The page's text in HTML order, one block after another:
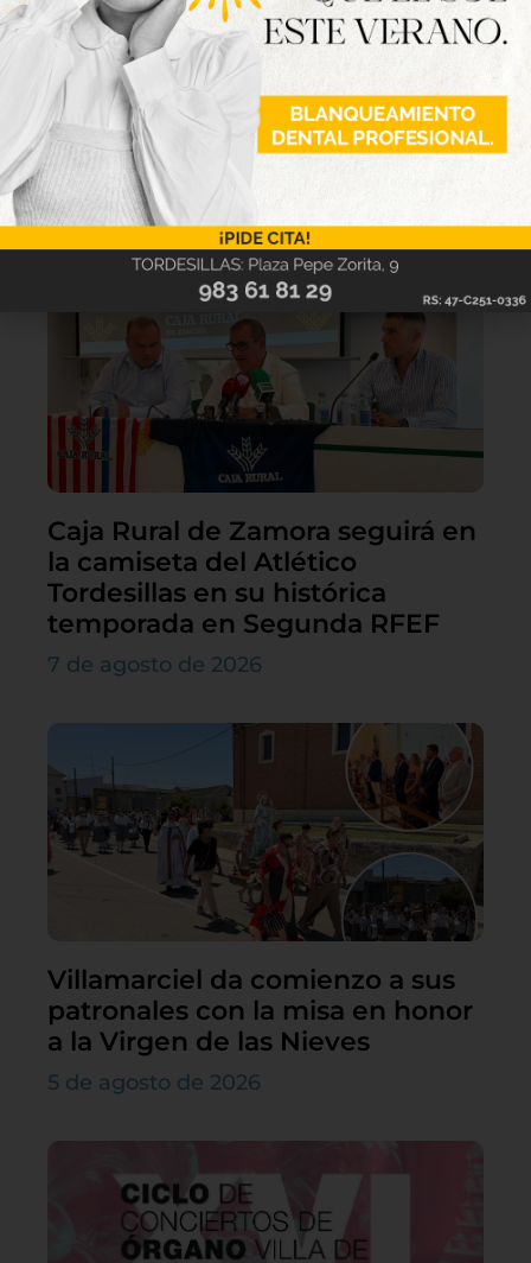
Lo último
Caja Rural de Zamora seguirá en
la camiseta del Atlético
Tordesillas en su histórica
temporada en Segunda RFEF
7 de agosto de 2026
Villamarciel da comienzo a sus
patronales con la misa en honor
a la Virgen de las Nieves
5 de agosto de 2026